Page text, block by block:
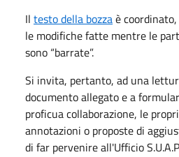
Il testo della bozzaè
le modifiche fatte mentre le
sono “barrate”.
Si invita, pertanto, ad una
documento allegato e a
proficua collaborazione, le
annotazioni o proposte di
di far pervenire all'Ufficio S.U.A.P